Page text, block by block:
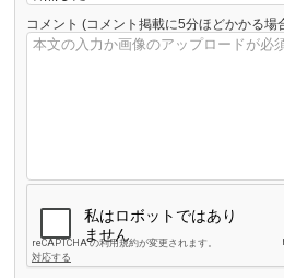
コメント (コメント掲載に5分ほどかかる場